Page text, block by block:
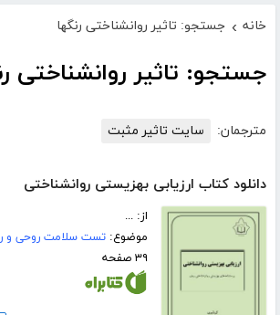
خانه › جستجو: تاثیر روانشناختی رنگها
جستجو: تاثیر روانشناختی
مترجمان: سایت تاثیر مثبت
دانلود کتاب ارزیابی بهزیستی روانشناختی
از: ...
موضوع:تست سلامت روحی و
۳۹ صفحه